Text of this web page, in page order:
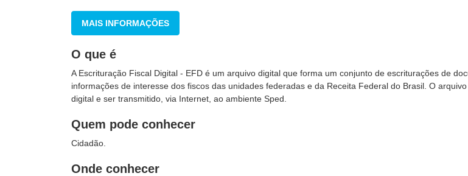
MAIS INFORMAÇÕES
O que é
A Escrituração Fiscal Digital - EFD é um arquivo digital que forma um conjunto de escriturações de
informações de interesse dos fiscos das unidades federadas e da Receita Federal do Brasil. O
digital e ser transmitido, via Internet, ao ambiente Sped.
Quem pode conhecer
Cidadão.
Onde conhecer